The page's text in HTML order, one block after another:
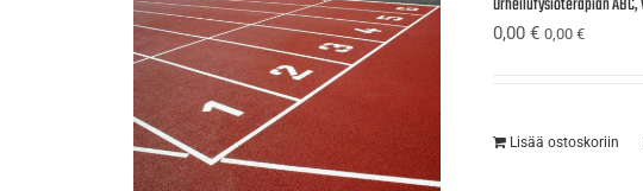
Urheilufysioterapian
0,00€ 0,00€
Lisää ostoskoriin